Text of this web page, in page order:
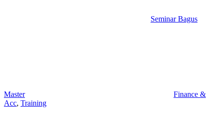
Seminar Bagus
Master
Finance &
Acc, Training